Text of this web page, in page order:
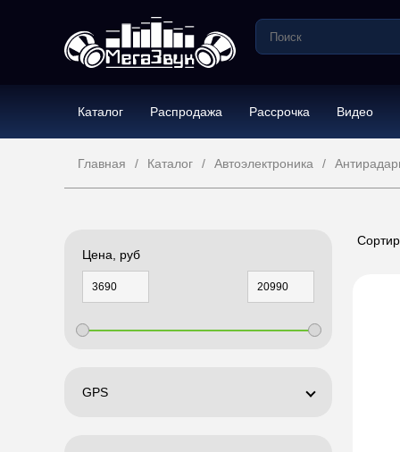
Каталог Распродажа Рассрочка Видео
Главная Каталог Автоэлектроника
Цена, руб
GPS